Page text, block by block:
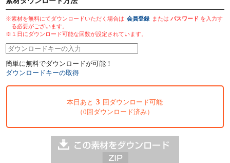
※素材を無料にてダウンロードいただく場合は 会員登録 またはパスワード を入力す
る必要がございます。
※１日にダウンロード可能な回数が設定されています。
簡単に無料でダウンロードが可能！
ダウンロードキーの取得
本日あと 3 回ダウンロード可能
（0回ダウンロード済み）